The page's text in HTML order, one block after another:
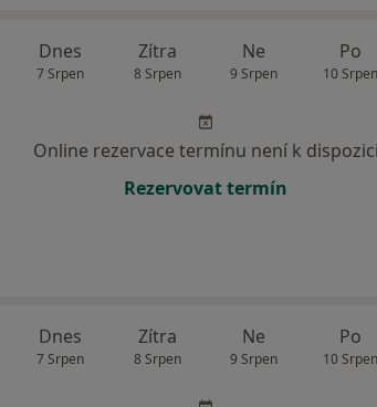
Dnes
7 Srpen
Zítra
8 Srpen
Ne
9 Srpen
Po
10 Srpen
Online rezervace termínu není k dispozici
Rezervovat termín
Dnes
7 Srpen
Zítra
8 Srpen
Ne
9 Srpen
Po
10 Srpen